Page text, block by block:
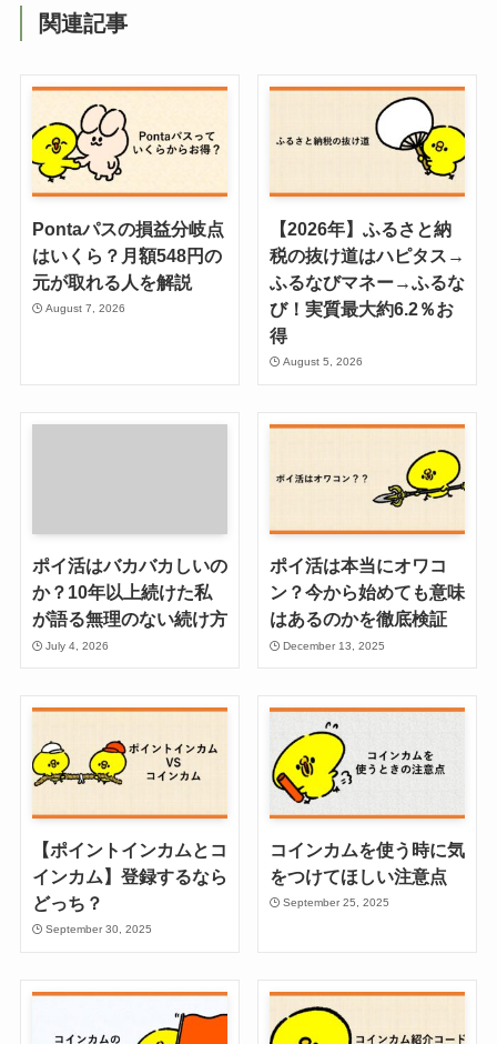
関連記事
Pontaパスの損益分岐点
はいくら？月額548円の
元が取れる人を解説
August 7, 2026
【2026年】ふるさと納
税の抜け道はハピタス→
ふるなびマネー→ふるな
び！実質最大約6.2％お
得
August 5, 2026
ポイ活はバカバカしいの
か？10年以上続けた私
が語る無理のない続け方
July 4, 2026
ポイ活は本当にオワコ
ン？今から始めても意味
はあるのかを徹底検証
December 13, 2025
【ポイントインカムとコ
インカム】登録するなら
どっち？
September 30, 2025
コインカムを使う時に気
をつけてほしい注意点
September 25, 2025